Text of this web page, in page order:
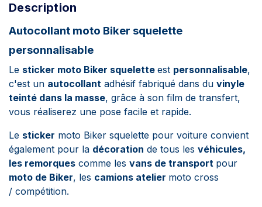
Description
Autocollant moto Biker squelette
personnalisable
Le sticker moto Biker squelette est personnalisable,
c'est un autocollant adhésif fabriqué dans du vinyle
teinté dans la masse, grâce à son film de transfert,
vous réaliserez une pose facile et rapide.
Le sticker moto Biker squelette pour voiture convient
également pour la décoration de tous les véhicules,
les remorques comme les vans de transport pour
moto de Biker, les camions atelier moto cross
/ compétition.